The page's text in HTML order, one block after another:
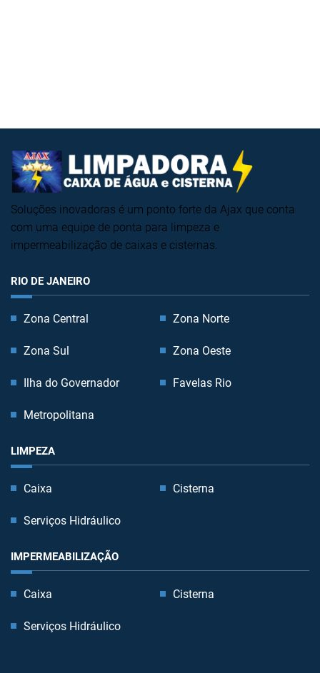
Soluções inovadoras é um ponto forte da Ajax que conta
com uma equipe de ponta para limpeza e
impermeabilização de caixas e cisternas.
RIO DE JANEIRO
Zona Central Zona Norte
Zona Sul Zona Oeste
Ilha do Governador Favelas Rio
Metropolitana
LIMPEZA
Caixa Cisterna
Serviços Hidráulico
IMPERMEABILIZAÇÃO
Caixa Cisterna
Serviços Hidráulico